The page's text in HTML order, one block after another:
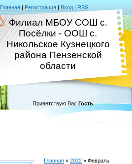
Главная | Регистрация | Вход | RSS
Филиал МБОУ СОШ с.
Посёлки - ООШ с.
Никольское Кузнецкого
района Пензенской
области
Приветствую Вас Гость
Главная » 2022 » Февраль